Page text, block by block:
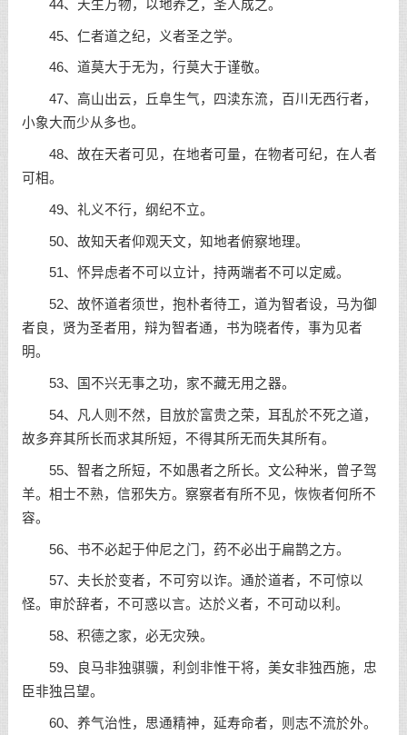
44、天生万物，以地养之，圣人成之。
45、仁者道之纪，义者圣之学。
46、道莫大于无为，行莫大于谨敬。
47、高山出云，丘阜生气，四渎东流，百川无西行者，
小象大而少从多也。
48、故在天者可见，在地者可量，在物者可纪，在人者
可相。
49、礼义不行，纲纪不立。
50、故知天者仰观天文，知地者俯察地理。
51、怀异虑者不可以立计，持两端者不可以定威。
52、故怀道者须世，抱朴者待工，道为智者设，马为御
者良，贤为圣者用，辩为智者通，书为晓者传，事为见者
明。
53、国不兴无事之功，家不藏无用之器。
54、凡人则不然，目放於富贵之荣，耳乱於不死之道，
故多弃其所长而求其所短，不得其所无而失其所有。
55、智者之所短，不如愚者之所长。文公种米，曾子驾
羊。相士不熟，信邪失方。察察者有所不见，恢恢者何所不
容。
56、书不必起于仲尼之门，药不必出于扁鹊之方。
57、夫长於变者，不可穷以诈。通於道者，不可惊以
怪。审於辞者，不可惑以言。达於义者，不可动以利。
58、积德之家，必无灾殃。
59、良马非独骐骥，利剑非惟干将，美女非独西施，忠
臣非独吕望。
60、养气治性，思通精神，延寿命者，则志不流於外。